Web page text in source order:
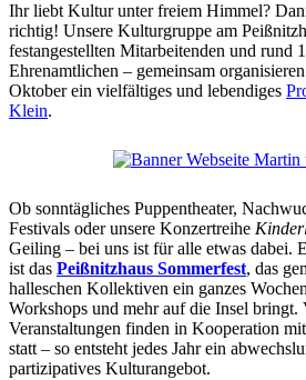
Ihr liebt Kultur unter freiem Himmel?
richtig! Unsere Kulturgruppe am
festangestellten Mitarbeitenden und rund
Ehrenamtlichen – gemeinsam
Oktober ein vielfältiges und lebendiges
Klein.
Ob sonntägliches Puppentheater,
Festivals oder unsere Konzertreihe
Geiling – bei uns ist für alle etwas dabei.
ist das Peißnitzhaus Sommerfest, das
halleschen Kollektiven ein ganzes
Workshops und mehr auf die Insel bringt.
Veranstaltungen finden in Kooperation
statt – so entsteht jedes Jahr ein
partizipatives Kulturangebot.